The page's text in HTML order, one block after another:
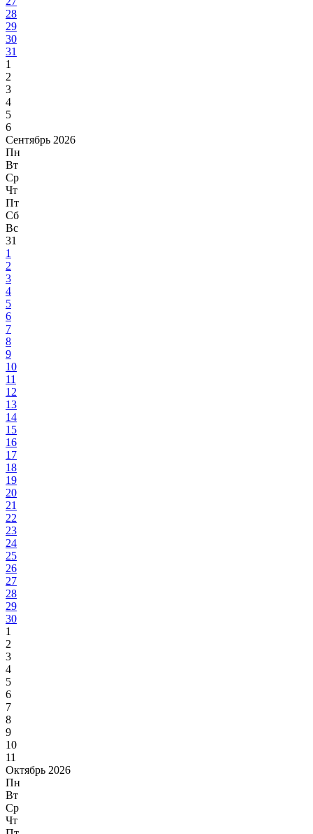
28
29
30
31
1
2
3
4
5
6
Сентябрь 2026
Пн
Вт
Ср
Чт
Пт
Сб
Вс
31
1
2
3
4
5
6
7
8
9
10
11
12
13
14
15
16
17
18
19
20
21
22
23
24
25
26
27
28
29
30
1
2
3
4
5
6
7
8
9
10
11
Октябрь 2026
Пн
Вт
Ср
Чт